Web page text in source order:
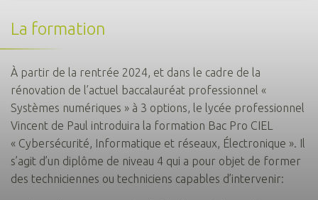
La formation
À partir de la rentrée 2024, et dans le cadre de la
rénovation de l’actuel baccalauréat professionnel «
Systèmes numériques » à 3 options, le lycée professionnel
Vincent de Paul introduira la formation Bac Pro CIEL
« Cybersécurité, Informatique et réseaux, Électronique ». Il
s’agit d’un diplôme de niveau 4 qui a pour objet de former
des techniciennes ou techniciens capables d’intervenir: